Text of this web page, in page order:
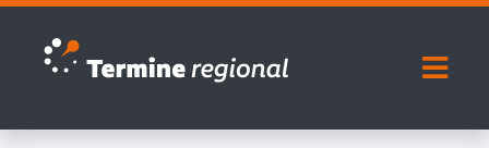
Zur Navigation springen
Zum Inhalt springen